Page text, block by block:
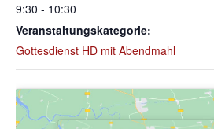
9:30 - 10:30
Veranstaltungskategorie:
Gottesdienst HD mit Abendmahl